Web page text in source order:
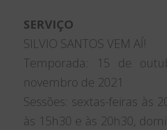
SERVIÇO
SILVIO SANTOS VEM AÍ!
Temporada: 15 de
novembro de 2021
Sessões: sextas-feiras às
às 15h30 e às 20h30,